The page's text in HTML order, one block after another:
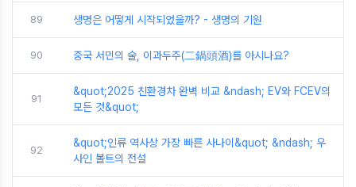
89 생명은 어떻게 시작되었을까? - 생명의 기원
90 중국 서민의 술, 이과두주(二鍋頭酒)를 아시나요?
91
&quot;2025 친환경차 완벽 비교 &ndash; EV와 FCEV의
모든 것&quot;
92
&quot;인류 역사상 가장 빠른 사나이&quot; &ndash; 우
사인 볼트의 전설